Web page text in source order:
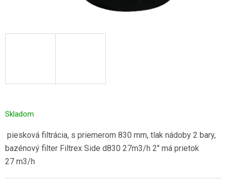
Skladom
piesková filtrácia, s priemerom 830 mm, tlak nádoby 2 bary,
bazénový filter Filtrex Side d830 27m3/h 2" má prietok
27 m3/h